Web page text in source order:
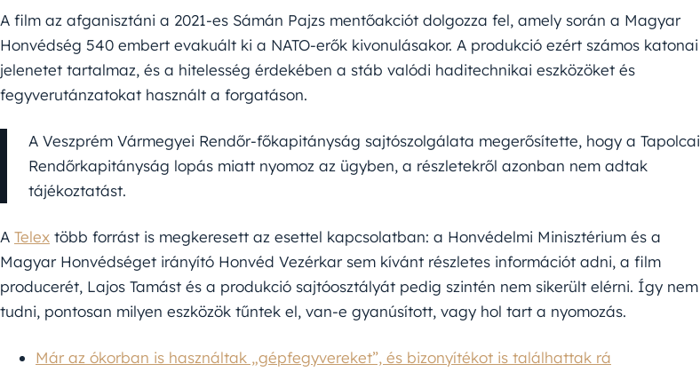
A film az afganisztáni a 2021-es Sámán Pajzs mentőakciót dolgozza fel, amely során a Magyar
Honvédség 540 embert evakuált ki a NATO-erők kivonulásakor. A produkció ezért számos katonai
jelenetet tartalmaz, és a hitelesség érdekében a stáb valódi haditechnikai eszközöket és
fegyverutánzatokat használt a forgatáson.
A Veszprém Vármegyei Rendőr-főkapitányság sajtószolgálata megerősítette, hogy a Tapolcai
Rendőrkapitányság lopás miatt nyomoz az ügyben, a részletekről azonban nem adtak
tájékoztatást.
A Telex több forrást is megkeresett az esettel kapcsolatban: a Honvédelmi Minisztérium és a
Magyar Honvédséget irányító Honvéd Vezérkar sem kívánt részletes információt adni, a film
producerét, Lajos Tamást és a produkció sajtóosztályát pedig szintén nem sikerült elérni. Így nem
tudni, pontosan milyen eszközök tűntek el, van-e gyanúsított, vagy hol tart a nyomozás.
Már az ókorban is használtak „gépfegyvereket”, és bizonyítékot is találhattak rá